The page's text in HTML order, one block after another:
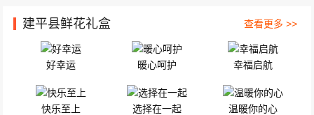
建平县鲜花礼盒 查看更多 >>
好幸运 暖心呵护 幸福启航
快乐至上 选择在一起 温暖你的心